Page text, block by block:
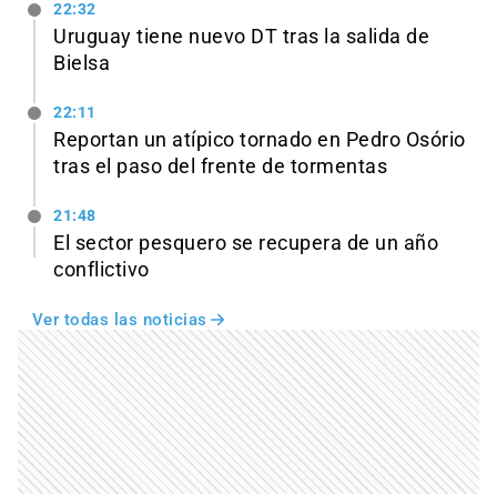
22:32
Uruguay tiene nuevo DT tras la salida de
Bielsa
22:11
Reportan un atípico tornado en Pedro Osório
tras el paso del frente de tormentas
21:48
El sector pesquero se recupera de un año
conflictivo
Ver todas las noticias